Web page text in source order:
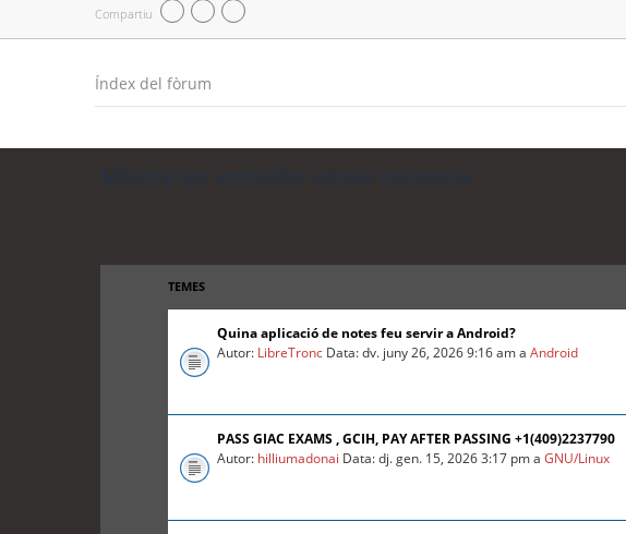
Compartiu
Índex del fòrum
TEMES
Quina aplicació de notes feu servir a Android?
Autor: LibreTronc Data: dv. juny 26, 2026 9:16 am aAndroid
PASS GIAC EXAMS , GCIH, PAY AFTER PASSING +1(409)2237790
Autor: hilliumadonai Data: dj. gen. 15, 2026 3:17 pm aGNU/Linux